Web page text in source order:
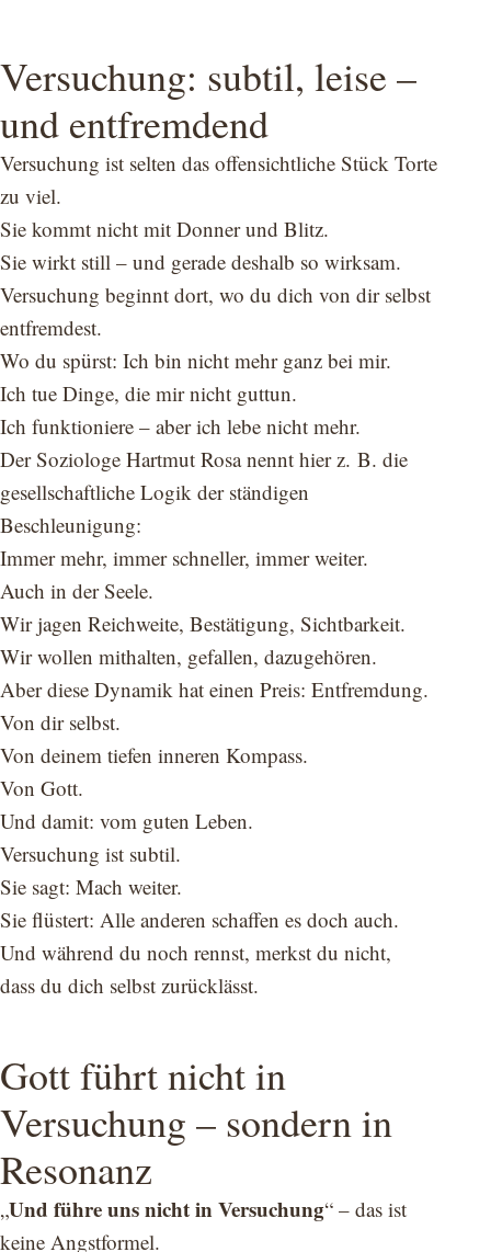
Versuchung: subtil, leise –
und entfremdend
Versuchung ist selten das offensichtliche Stück Torte
zu viel.
Sie kommt nicht mit Donner und Blitz.
Sie wirkt still – und gerade deshalb so wirksam.
Versuchung beginnt dort, wo du dich von dir selbst
entfremdest.
Wo du spürst: Ich bin nicht mehr ganz bei mir.
Ich tue Dinge, die mir nicht guttun.
Ich funktioniere – aber ich lebe nicht mehr.
Der Soziologe Hartmut Rosa nennt hier z. B. die
gesellschaftliche Logik der ständigen
Beschleunigung:
Immer mehr, immer schneller, immer weiter.
Auch in der Seele.
Wir jagen Reichweite, Bestätigung, Sichtbarkeit.
Wir wollen mithalten, gefallen, dazugehören.
Aber diese Dynamik hat einen Preis: Entfremdung.
Von dir selbst.
Von deinem tiefen inneren Kompass.
Von Gott.
Und damit: vom guten Leben.
Versuchung ist subtil.
Sie sagt: Mach weiter.
Sie flüstert: Alle anderen schaffen es doch auch.
Und während du noch rennst, merkst du nicht,
dass du dich selbst zurücklässt.
Gott führt nicht in
Versuchung – sondern in
Resonanz
„Und führe uns nicht in Versuchung“ – das ist
keine Angstformel.